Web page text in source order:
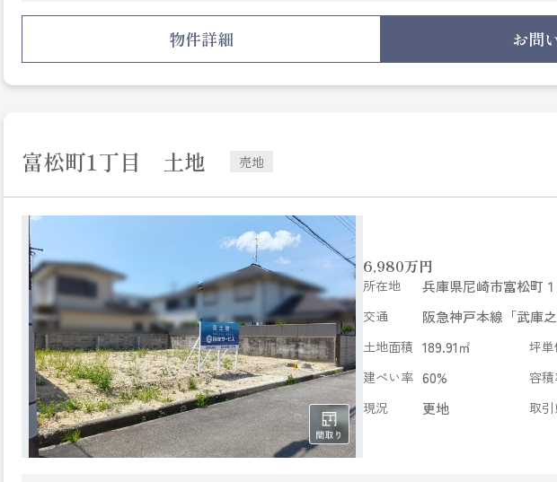
◇500ｍ圏内にスーパー・ドラッグストア・コンビニエンスストアなどの
買物施設が充実しており生活し易い環境です
物件詳細 お問
富松町1丁目 土地 売地
6,980万円
所在地 兵庫県尼崎市富松町
交通 阪急神戸本線「武庫
土地面積 189.91㎡ 坪単
建ぺい率 60% 容
現況 更地 取